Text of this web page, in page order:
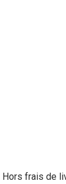
frais de